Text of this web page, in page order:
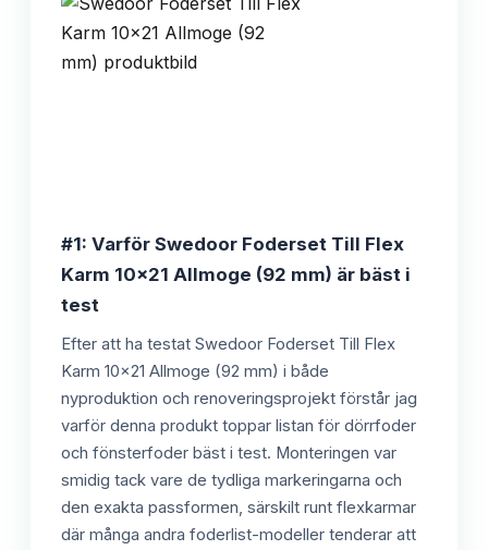
#1: Varför Swedoor Foderset Till Flex
Karm 10x21 Allmoge (92 mm) är bäst i
test
Efter att ha testat Swedoor Foderset Till Flex
Karm 10x21 Allmoge (92 mm) i både
nyproduktion och renoveringsprojekt förstår jag
varför denna produkt toppar listan för dörrfoder
och fönsterfoder bäst i test. Monteringen var
smidig tack vare de tydliga markeringarna och
den exakta passformen, särskilt runt flexkarmar
där många andra foderlist-modeller tenderar att